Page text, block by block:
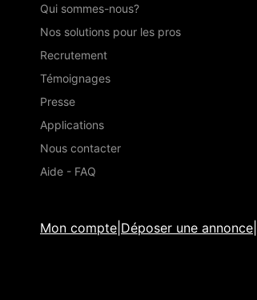
Qui sommes-nous?
Nos solutions pour les pros
Recrutement
Témoignages
Presse
Applications
Nous contacter
Aide - FAQ
Mon compte Déposer une annonce